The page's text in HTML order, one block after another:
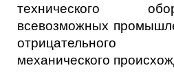
технического
всевозможных
отрицательного
механического